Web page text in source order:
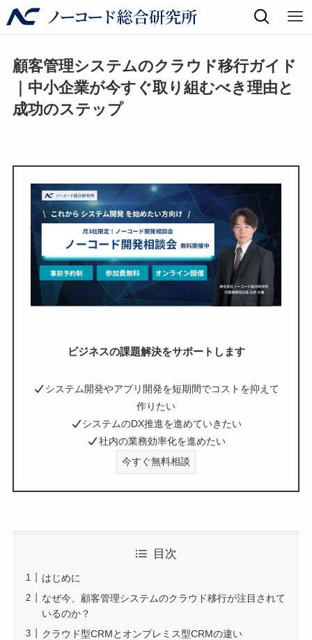
顧客管理システムのクラウド移行ガイド
｜中小企業が今すぐ取り組むべき理由と
成功のステップ
ビジネスの課題解決をサポートします
システム開発やアプリ開発を短期間でコストを抑えて
作りたい
システムのDX推進を進めていきたい
社内の業務効率化を進めたい
今すぐ無料相談
目次
はじめに
なぜ今、顧客管理システムのクラウド移行が注目されて
いるのか？
クラウド型CRMとオンプレミス型CRMの違い